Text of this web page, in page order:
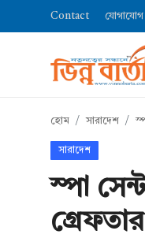
Contact যোগাযোগ
Login
হোম সারাদেশ
সারাদেশ
স্পা